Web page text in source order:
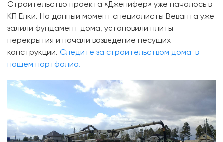
Строительство проекта «Дженифер» уже началось в
КП Елки. На данный момент специалисты Веванта уже
залили фундамент дома, установили плиты
перекрытия и начали возведение несущих
конструкций. Следите за строительством дома в
нашем портфолио.